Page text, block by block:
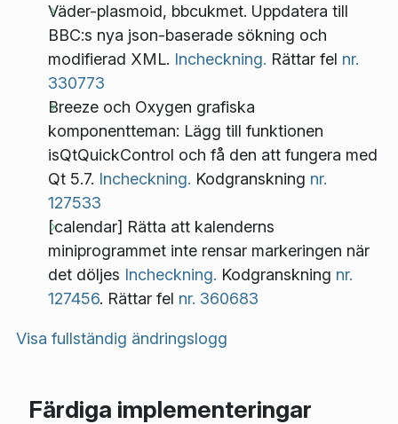
Väder-plasmoid, bbcukmet. Uppdatera till
BBC:s nya json-baserade sökning och
modifierad XML. Incheckning. Rättar fel nr.
330773
Breeze och Oxygen grafiska
komponentteman: Lägg till funktionen
isQtQuickControl och få den att fungera med
Qt 5.7. Incheckning. Kodgranskning nr.
127533
[calendar] Rätta att kalenderns
miniprogrammet inte rensar markeringen när
det döljes Incheckning. Kodgranskning nr.
127456. Rättar fel nr. 360683
Visa fullständig ändringslogg
Färdiga implementeringar